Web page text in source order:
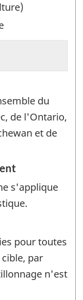
du
de l'Ontario,
et de
s'applique
pour toutes
par
n'est